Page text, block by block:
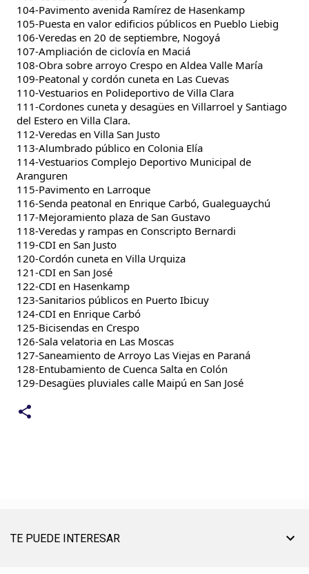
104-Pavimento avenida Ramírez de Hasenkamp
105-Puesta en valor edificios públicos en Pueblo Liebig
106-Veredas en 20 de septiembre, Nogoyá
107-Ampliación de ciclovía en Maciá
108-Obra sobre arroyo Crespo en Aldea Valle María
109-Peatonal y cordón cuneta en Las Cuevas
110-Vestuarios en Polideportivo de Villa Clara
111-Cordones cuneta y desagües en Villarroel y Santiago
del Estero en Villa Clara.
112-Veredas en Villa San Justo
113-Alumbrado público en Colonia Elía
114-Vestuarios Complejo Deportivo Municipal de
Aranguren
115-Pavimento en Larroque
116-Senda peatonal en Enrique Carbó, Gualeguaychú
117-Mejoramiento plaza de San Gustavo
118-Veredas y rampas en Conscripto Bernardi
119-CDI en San Justo
120-Cordón cuneta en Villa Urquiza
121-CDI en San José
122-CDI en Hasenkamp
123-Sanitarios públicos en Puerto Ibicuy
124-CDI en Enrique Carbó
125-Bicisendas en Crespo
126-Sala velatoria en Las Moscas
127-Saneamiento de Arroyo Las Viejas en Paraná
128-Entubamiento de Cuenca Salta en Colón
129-Desagües pluviales calle Maipú en San José
TE PUEDE INTERESAR